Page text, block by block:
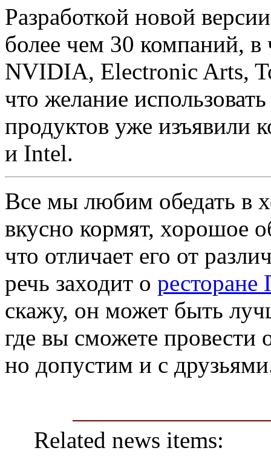
Разработкой новой
более чем 30 компаний,
NVIDIA, Electronic Arts,
что желание
продуктов уже
и Intel.
Все мы любим обедать в
вкусно кормят, хорошое
что отличает его от
речь заходит о ресторане
скажу, он может быть
где вы сможете провести
но допустим и с
Related news items: